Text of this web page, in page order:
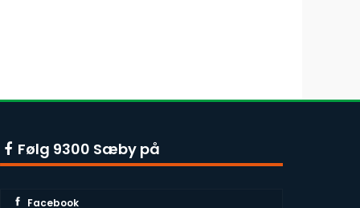
Følg 9300 Sæby på
Facebook